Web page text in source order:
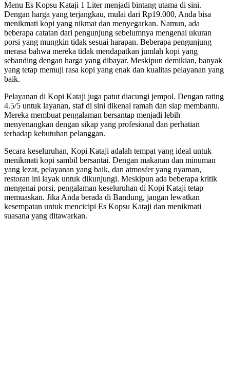
Menu Es Kopsu Kataji 1 Liter menjadi bintang utama di sini.
Dengan harga yang terjangkau, mulai dari Rp19.000, Anda bisa
menikmati kopi yang nikmat dan menyegarkan. Namun, ada
beberapa catatan dari pengunjung sebelumnya mengenai ukuran
porsi yang mungkin tidak sesuai harapan. Beberapa pengunjung
merasa bahwa mereka tidak mendapatkan jumlah kopi yang
sebanding dengan harga yang dibayar. Meskipun demikian, banyak
yang tetap memuji rasa kopi yang enak dan kualitas pelayanan yang
baik.
Pelayanan di Kopi Kataji juga patut diacungi jempol. Dengan rating
4.5/5 untuk layanan, staf di sini dikenal ramah dan siap membantu.
Mereka membuat pengalaman bersantap menjadi lebih
menyenangkan dengan sikap yang profesional dan perhatian
terhadap kebutuhan pelanggan.
Secara keseluruhan, Kopi Kataji adalah tempat yang ideal untuk
menikmati kopi sambil bersantai. Dengan makanan dan minuman
yang lezat, pelayanan yang baik, dan atmosfer yang nyaman,
restoran ini layak untuk dikunjungi. Meskipun ada beberapa kritik
mengenai porsi, pengalaman keseluruhan di Kopi Kataji tetap
memuaskan. Jika Anda berada di Bandung, jangan lewatkan
kesempatan untuk mencicipi Es Kopsu Kataji dan menikmati
suasana yang ditawarkan.